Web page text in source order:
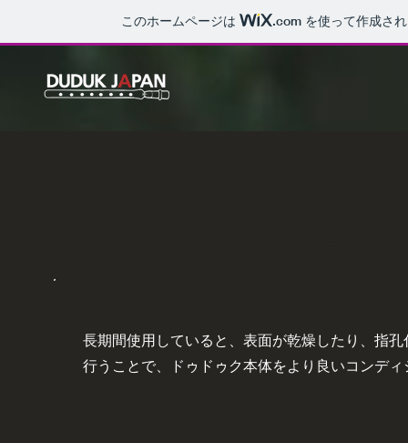
このホームページは .com を使って作成さ
長期間使用していると、表面が乾燥したり、指
行うことで、ドゥドゥク本体をより良いコンデ